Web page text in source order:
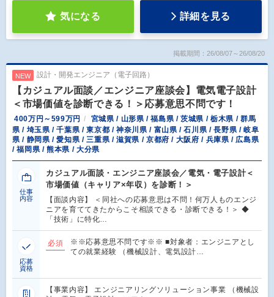
気になる 詳細を見る
掲載期間：26/08/07～26/08/20
NEW 設計・開発エンジニア（電子回路）
【カジュアル面談／エンジニア座談会】電気電子設計
＜市場価値を診断できる！＞応募意思不問です！
400万円～599万円
宮城県 / 山形県 / 福島県 / 茨城県 / 栃木県 / 群馬
県 / 埼玉県 / 千葉県 / 東京都 / 神奈川県 / 富山県 / 石川県 / 長野県 / 岐阜
県 / 静岡県 / 愛知県 / 三重県 / 滋賀県 / 京都府 / 大阪府 / 兵庫県 / 広島県
/ 福岡県 / 熊本県 / 大分県
仕事
内容
カジュアル面談・エンジニア座談会／電気・電子設計＜
市場価値（キャリア×年収）を診断！＞
【面談内容】 ＜同社への応募意思は不問！何万人ものエンジ
ニアを育ててきたからこそ相談できる・診断できる！＞ ◆
「技術」に特化…
応募
資格
必須
※※応募意思不問です※※ ■対象者：エンジニアとし
ての就業経験 （機械設計、電気設計…
【事業内容】 エンジニアリングソリューション事業 （機械設